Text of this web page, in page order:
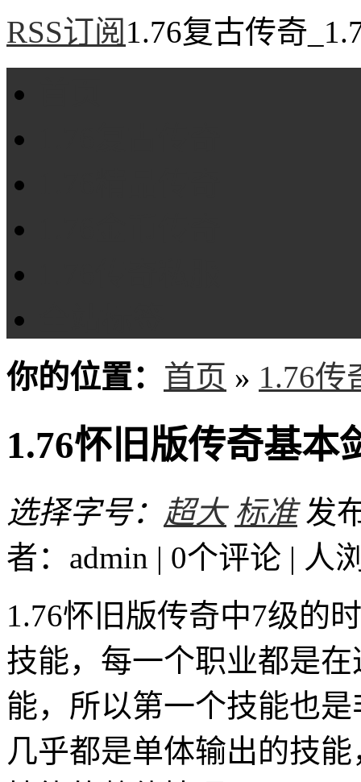
RSS订阅 1.76复古传奇
你的位置： 首页 » 1.76传
1.76怀旧版传奇基本
选择字号： 超大 标准 发
者：admin | 0个评论 | 人
1.76怀旧版传奇中7级的
技能，每一个职业都是
能，所以第一个技能也
几乎都是单体输出的技